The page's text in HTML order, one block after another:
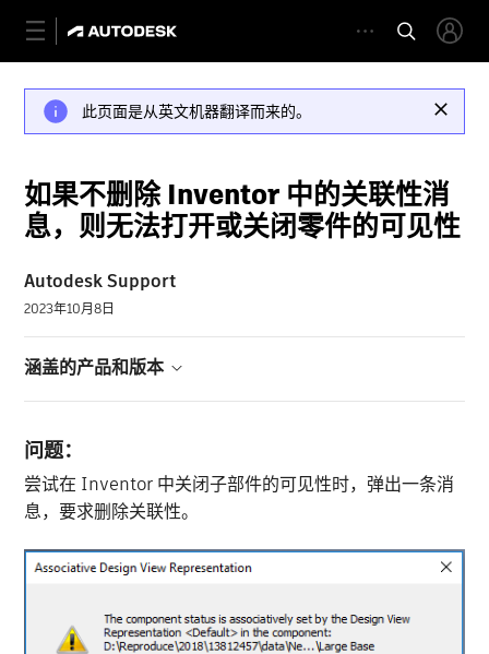
此页面是从英文机器翻译而来的。
如果不删除 Inventor 中的关联性消
息，则无法打开或关闭零件的可见性
Autodesk Support
2023年10月8日
涵盖的产品和版本
问题：
尝试在 Inventor 中关闭子部件的可见性时，弹出一条消
息，要求删除关联性。